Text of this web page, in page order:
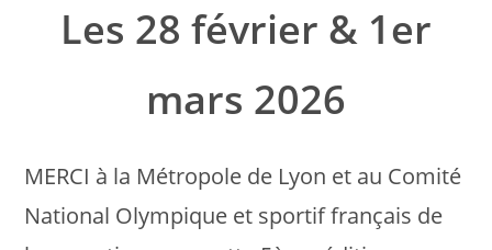
Les 28 février & 1er
mars 2026
MERCI à la Métropole de Lyon et au Comité
National Olympique et sportif français de